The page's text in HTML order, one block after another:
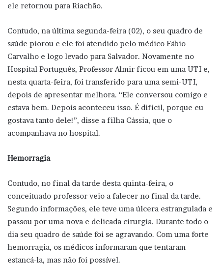
ele retornou para Riachão.
Contudo, na última segunda-feira (02), o seu quadro de
saúde piorou e ele foi atendido pelo médico Fábio
Carvalho e logo levado para Salvador. Novamente no
Hospital Português, Professor Almir ficou em uma UTI e,
nesta quarta-feira, foi transferido para uma semi-UTI,
depois de apresentar melhora. “Ele conversou comigo e
estava bem. Depois aconteceu isso. É dificil, porque eu
gostava tanto dele!”, disse a filha Cássia, que o
acompanhava no hospital.
Hemorragia
Contudo, no final da tarde desta quinta-feira, o
conceituado professor veio a falecer no final da tarde.
Segundo informações, ele teve uma úlcera estrangulada e
passou por uma nova e delicada cirurgia. Durante todo o
dia seu quadro de saúde foi se agravando. Com uma forte
hemorragia, os médicos informaram que tentaram
estancá-la, mas não foi possível.